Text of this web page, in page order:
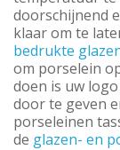
doorschijnend
klaar om te
bedrukte
om porselein
doen is uw
door te geven
porseleinen
de glazen- en